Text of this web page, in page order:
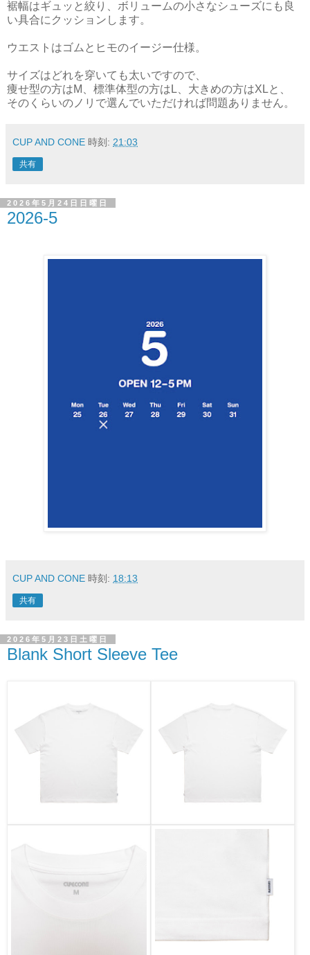
裾幅はギュッと絞り、ボリュームの小さなシューズにも良
い具合にクッションします。
ウエストはゴムとヒモのイージー仕様。
サイズはどれを穿いても太いですので、
痩せ型の方はM、標準体型の方はL、大きめの方はXLと、
そのくらいのノリで選んでいただければ問題ありません。
CUP AND CONE 時刻: 21:03
共有
2026年5月24日日曜日
2026-5
CUP AND CONE 時刻: 18:13
共有
2026年5月23日土曜日
Blank Short Sleeve Tee